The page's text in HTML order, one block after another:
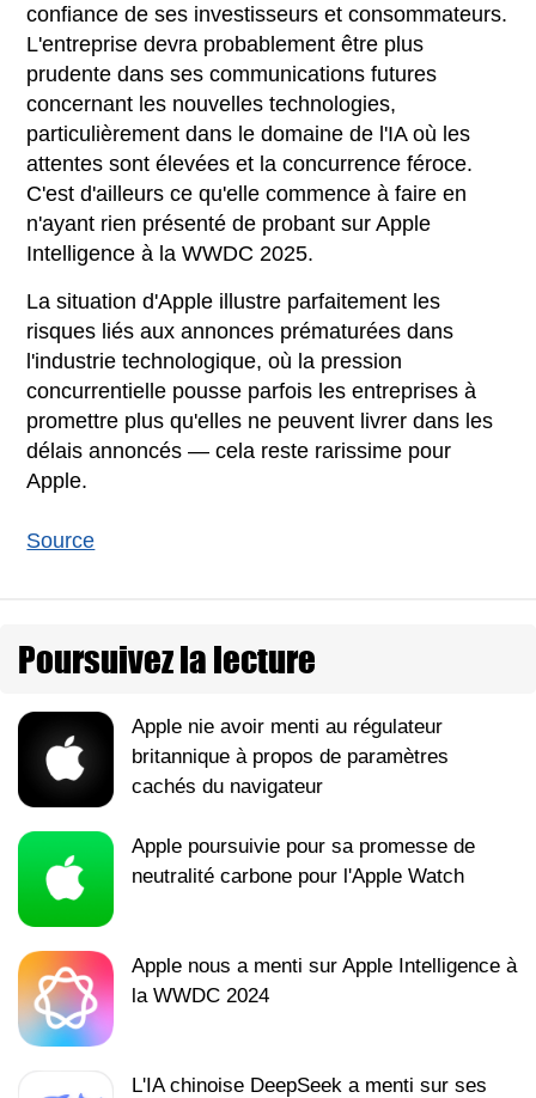
confiance de ses investisseurs et consommateurs.
L'entreprise devra probablement être plus
prudente dans ses communications futures
concernant les nouvelles technologies,
particulièrement dans le domaine de l'IA où les
attentes sont élevées et la concurrence féroce.
C'est d'ailleurs ce qu'elle commence à faire en
n'ayant rien présenté de probant sur Apple
Intelligence à la WWDC 2025.
La situation d'Apple illustre parfaitement les
risques liés aux annonces prématurées dans
l'industrie technologique, où la pression
concurrentielle pousse parfois les entreprises à
promettre plus qu'elles ne peuvent livrer dans les
délais annoncés — cela reste rarissime pour
Apple.
Source
Poursuivez la lecture
Apple nie avoir menti au régulateur
britannique à propos de paramètres
cachés du navigateur
Apple poursuivie pour sa promesse de
neutralité carbone pour l'Apple Watch
Apple nous a menti sur Apple Intelligence à
la WWDC 2024
L'IA chinoise DeepSeek a menti sur ses